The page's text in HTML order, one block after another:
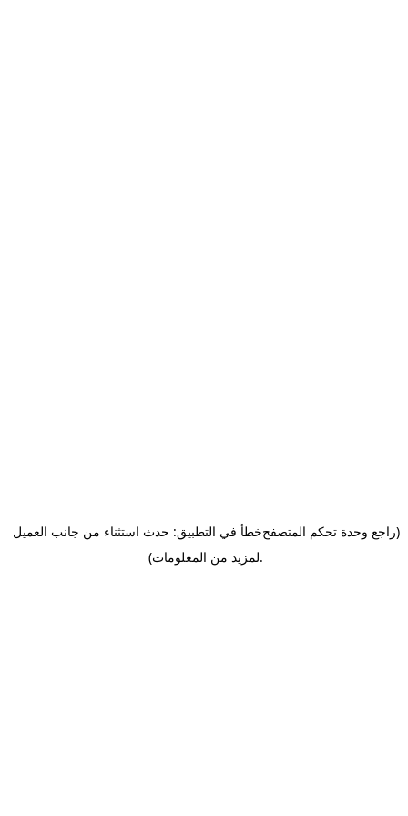
خطأ في التطبيق: حدث استثناء من جانب العميل(راجع وحدة تحكم المتصفح
لمزيد من المعلومات).